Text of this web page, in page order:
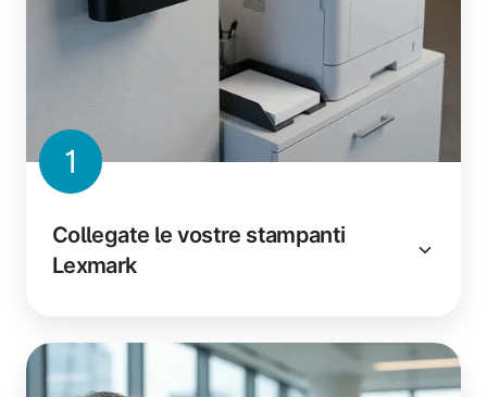
1
Collegate le vostre stampanti
Lexmark